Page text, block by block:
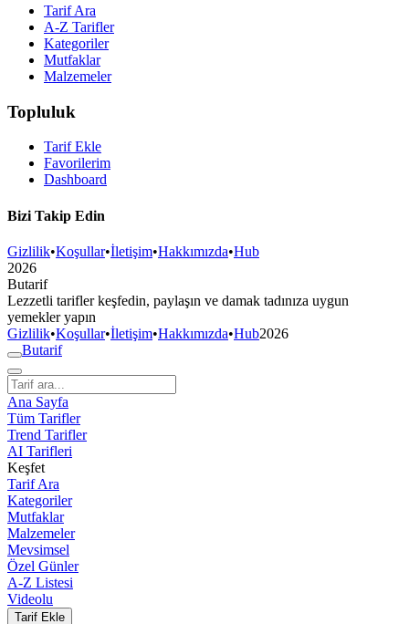
Tarif Ara
A-Z Tarifler
Kategoriler
Mutfaklar
Malzemeler
Topluluk
Tarif Ekle
Favorilerim
Dashboard
Bizi Takip Edin
Gizlilik•Koşullar•İletişim•Hakkımızda•Hub
2026
Butarif
Lezzetli tarifler keşfedin, paylaşın ve damak tadınıza uygun
yemekler yapın
Gizlilik•Koşullar•İletişim•Hakkımızda•Hub2026
Butarif
Ana Sayfa
Tüm Tarifler
Trend Tarifler
AI Tarifleri
Keşfet
Tarif Ara
Kategoriler
Mutfaklar
Malzemeler
Mevsimsel
Özel Günler
A-Z Listesi
Videolu
Tarif Ekle